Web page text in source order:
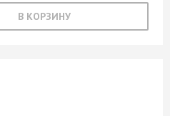
В КОРЗИНУ